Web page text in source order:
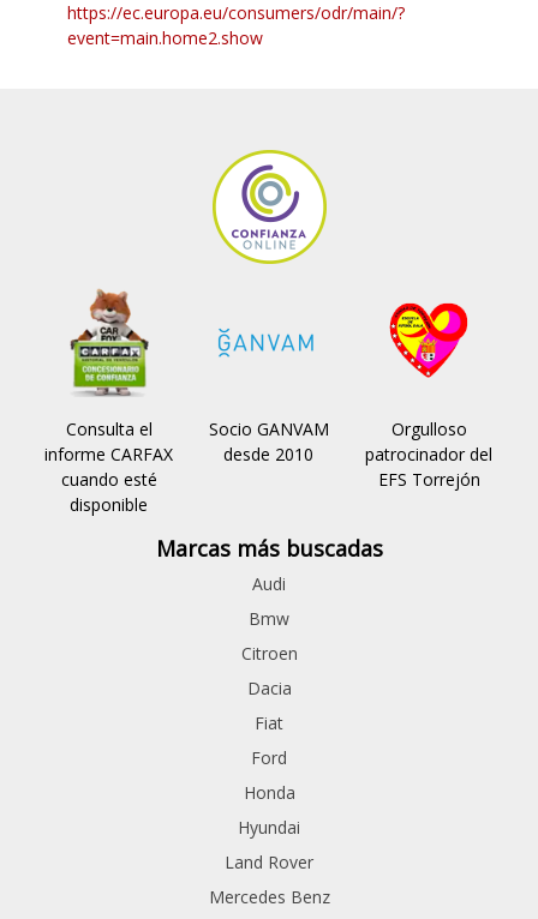
https://ec.europa.eu/consumers/odr/main/?
event=main.home2.show
Consulta el
informe CARFAX
cuando esté
disponible
Socio GANVAM
desde 2010
Orgulloso
patrocinador del
EFS Torrejón
Marcas más buscadas
Audi
Bmw
Citroen
Dacia
Fiat
Ford
Honda
Hyundai
Land Rover
Mercedes Benz